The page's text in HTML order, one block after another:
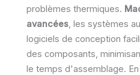
problèmes thermiques.
avancées, les systèmes
logiciels de conception
des composants,
le temps d'assemblage.